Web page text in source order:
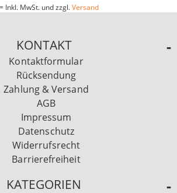
Inkl. MwSt. und zzgl.Versand
KONTAKT
Kontaktformular
Rücksendung
Zahlung & Versand
AGB
Impressum
Datenschutz
Widerrufsrecht
Barrierefreiheit
KATEGORIEN